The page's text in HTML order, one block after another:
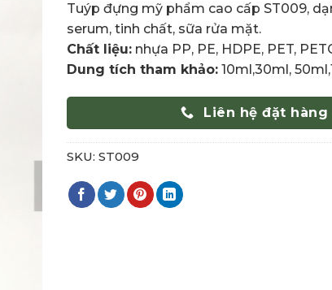
Tuýp đựng mỹ phẩm cao cấp ST009,
serum, tinh chất, sữa rửa mặt.
Chất liệu: nhựa PP, PE, HDPE, PET,
Dung tích tham khảo: 10ml,30ml,
Liên hệ đặt hàng
SKU: ST009